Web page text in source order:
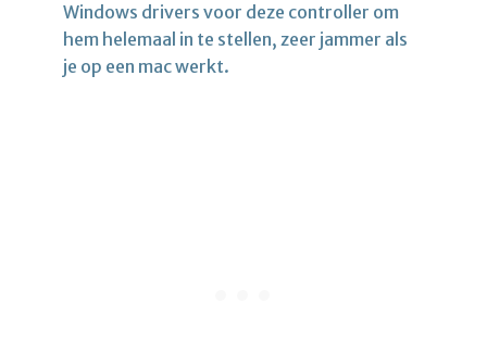
Windows drivers voor deze controller om
hem helemaal in te stellen, zeer jammer als
je op een mac werkt.